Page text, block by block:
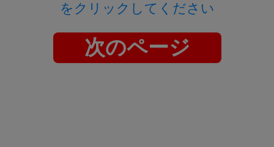
をクリックしてください
次のページ